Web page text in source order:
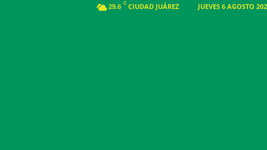
29.6 C CIUDAD JUÁREZ JUEVES 6 AGOSTO